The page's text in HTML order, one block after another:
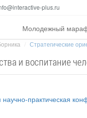
plus.ru
Молодежный
Стратегические
и воспитание
научно-практическая